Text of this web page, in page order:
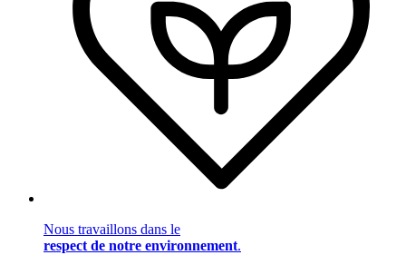
Nous travaillons dans le
respect de notre environnement.